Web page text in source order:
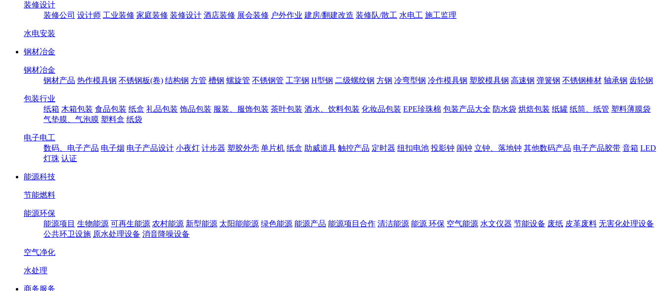
装修设计
装修公司 设计师 工业装修 家庭装修 装修设计 酒店装修 展会装修 户外作业 建房/翻建改造 装修队/散工 水电工 施工监理
水电安装
钢材冶金
钢材冶金
钢材产品 热作模具钢 不锈钢板(卷) 结构钢 方管 槽钢 螺旋管 不锈钢管 工字钢 H型钢 二级螺纹钢 方钢 冷弯型钢 冷作模具钢 塑胶模具钢 高速钢 弹簧钢 不锈钢棒材 轴承钢 齿轮钢
包装行业
纸箱 木箱包装 食品包装 纸盒 礼品包装 饰品包装 服装、服饰包装 茶叶包装 酒水、饮料包装 化妆品包装 EPE珍珠棉 包装产品大全 防水袋 烘焙包装 纸罐 纸筒、纸管 塑料薄膜袋
气垫膜、气泡膜 塑料盒 纸袋
电子电工
数码、电子产品 电子烟 电子产品设计 小夜灯 计步器 塑胶外壳 单片机 纸盒 助威道具 触控产品 定时器 纽扣电池 投影钟 闹钟 立钟、落地钟 其他数码产品 电子产品胶带 音箱 LED
灯珠 认证
能源科技
节能燃料
能源环保
能源项目 生物能源 可再生能源 农村能源 新型能源 太阳能能源 绿色能源 能源产品 能源项目合作 清洁能源 能源 环保 空气能源 水文仪器 节能设备 废纸 皮革废料 无害化处理设备
公共环卫设施 原水处理设备 消音降噪设备
空气净化
水处理
商务服务